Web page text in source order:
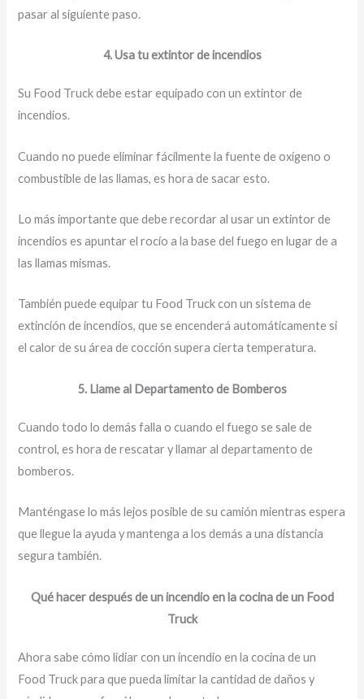
pasar al siguiente paso.
4. Usa tu extintor de incendios
Su Food Truck debe estar equipado con un extintor de
incendios.
Cuando no puede eliminar fácilmente la fuente de oxígeno o
combustible de las llamas, es hora de sacar esto.
Lo más importante que debe recordar al usar un extintor de
incendios es apuntar el rocío a la base del fuego en lugar de a
las llamas mismas.
También puede equipar tu Food Truck con un sistema de
extinción de incendios, que se encenderá automáticamente si
el calor de su área de cocción supera cierta temperatura.
5. Llame al Departamento de Bomberos
Cuando todo lo demás falla o cuando el fuego se sale de
control, es hora de rescatar y llamar al departamento de
bomberos.
Manténgase lo más lejos posible de su camión mientras espera
que llegue la ayuda y mantenga a los demás a una distancia
segura también.
Qué hacer después de un incendio en la cocina de un Food
Truck
Ahora sabe cómo lidiar con un incendio en la cocina de un
Food Truck para que pueda limitar la cantidad de daños y